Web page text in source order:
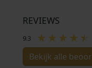
REVIEWS
9.3
Bekijk alle